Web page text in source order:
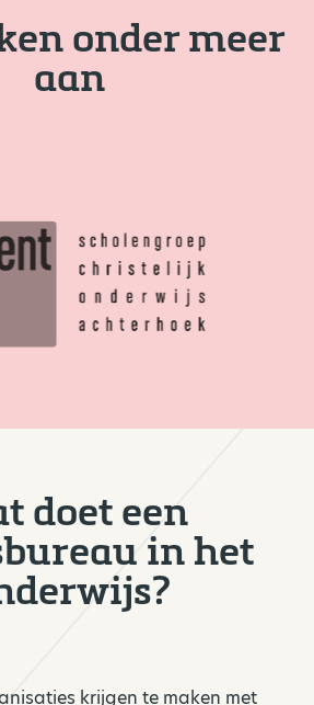
onder meer
aan
doet een
in het
krijgen te maken met